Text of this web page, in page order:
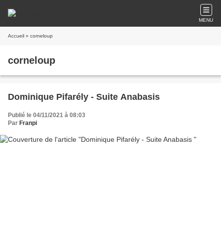
MENU
Accueil » corneloup
corneloup
Dominique Pifarély - Suite Anabasis
Publié le 04/11/2021 à 08:03
Par Franpi